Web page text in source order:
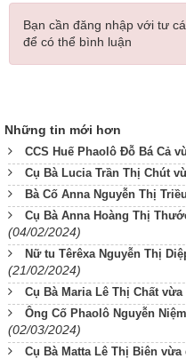
Bạn cần đăng nhập với tư
để có thể bình luận
Những tin mới hơn
CCS Huế Phaolô Đỗ Bá Cả
Cụ Bà Lucia Trần Thị Chút
Bà Cố Anna Nguyễn Thị
Cụ Bà Anna Hoàng Thị
(04/02/2024)
Nữ tu Têrêxa Nguyễn Thị
(21/02/2024)
Cụ Bà Maria Lê Thị Chất
Ông Cố Phaolô Nguyễn
(02/03/2024)
Cụ Bà Matta Lê Thị Biên